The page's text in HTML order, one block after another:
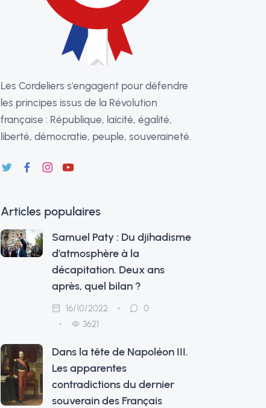
Les Cordeliers s'engagent pour défendre
les principes issus de la Révolution
française : République, laïcité, égalité,
liberté, démocratie, peuple, souveraineté.
Articles populaires
Samuel Paty : Du djihadisme
d’atmosphère à la
décapitation. Deux ans
après, quel bilan ?
16/10/2022
0
3621
Dans la tête de Napoléon III.
Les apparentes
contradictions du dernier
souverain des Français